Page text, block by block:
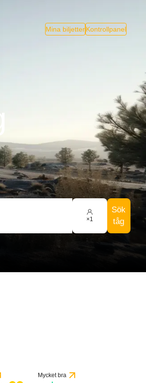
Mina biljetterKontrollpanel
×1
Sök
tåg
Mycket bra